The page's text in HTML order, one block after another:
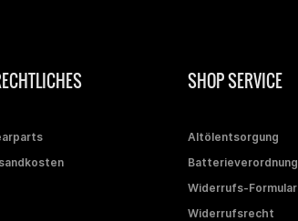
SHOP SERVICE
Altölentsorgung
Batterieverordnung
Widerrufs-Formular
Widerrufsrecht